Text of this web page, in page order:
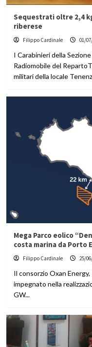
Sequestrati oltre 2,4
riberese
Filippo Cardinale 01/
I Carabinieri della
Radiomobile del
militari della locale
Mega Parco eolico
costa marina da Porto
Filippo Cardinale 25/
Il consorzio Oxan
impegnato nella
GW...